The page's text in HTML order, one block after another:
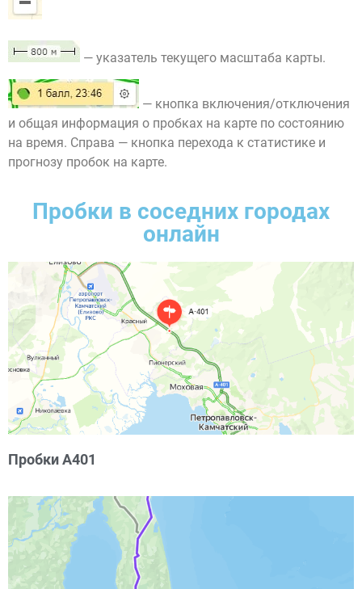
— указатель текущего масштаба карты.
— кнопка включения/отключения
и общая информация о пробках на карте по состоянию
на время. Справа — кнопка перехода к статистике и
прогнозу пробок на карте.
Пробки в соседних городах
онлайн
Пробки А401